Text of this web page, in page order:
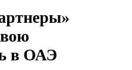
в ОАЭ